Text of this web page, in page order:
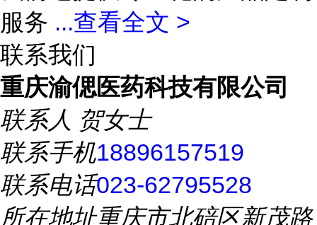
服务 ...查看全文 >
联系我们
重庆渝偲医药科技有限公司
联系人 贺女士
联系手机18896157519
联系电话023-62795528
所在地址重庆市北碚区新茂路